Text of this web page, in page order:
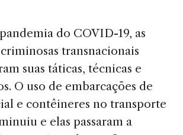
do COVID-19, as
transnacionais
suas táticas, técnicas e
O uso de embarcações de
e contêineres no transporte
e elas passaram a